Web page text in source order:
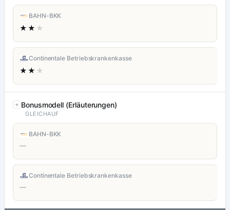
BAHN-BKK
★★ ★
Continentale Betriebskrankenkasse
★★ ★
Bonusmodell (Erläuterungen)
GLEICHAUF
BAHN-BKK
—
Continentale Betriebskrankenkasse
—